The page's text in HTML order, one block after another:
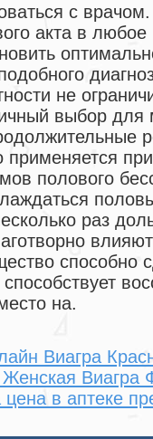
с
акта в
не
выбор для
полового
раз
на.
Виагра
Женская Виагра
в аптеке